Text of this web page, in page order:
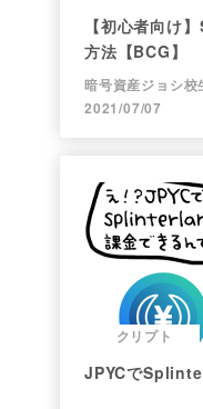
【初心者向け
方法【BCG】
暗号資産ジョシ
2021/07/07
クリプト
JPYCで